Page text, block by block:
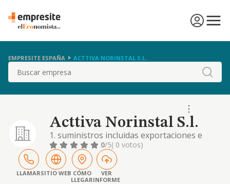
EMPRESITE ESPAÑA ACTTIVA NORINSTAL S.L.
Buscar
Acttiva Norinstal S.l.
1. suministros incluidas exportaciones e
importaciones de material de construccion.
2. suministros incluidas exportaciones e
importaciones de material electrico
industrial.
0/5( 0 votos)
LLAMARSITIO WEB CÓMO
LLEGAR
VER
INFORME